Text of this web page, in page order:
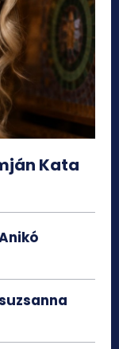
Kata